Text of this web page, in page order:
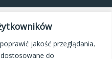
jakość przeglądania,
do